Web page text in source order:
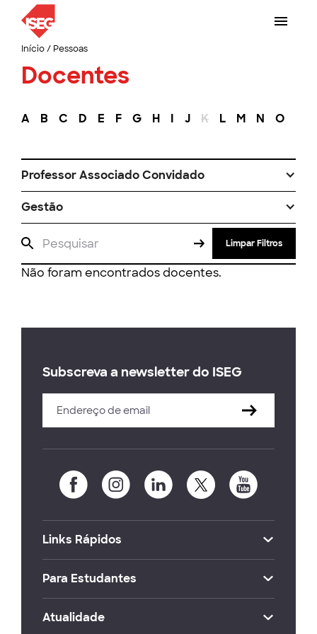
Início/ Pessoas
Docentes
A B C D E F G H I J K L M N O
Professor Associado Convidado
Gestão
Limpar Filtros
Não foram encontrados docentes.
Subscreva a newsletter do ISEG
Links Rápidos
Para Estudantes
Atualidade